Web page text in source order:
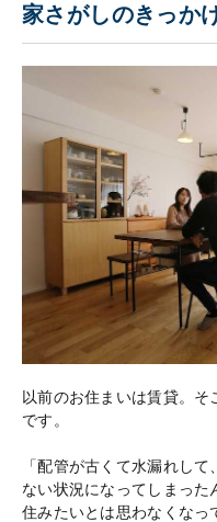
家さがしのきっか
以前のお住まいは賃貸。
です。
「配管が古くて水漏れし
ない状況になってしまった
住みたいとは思わなくなっ